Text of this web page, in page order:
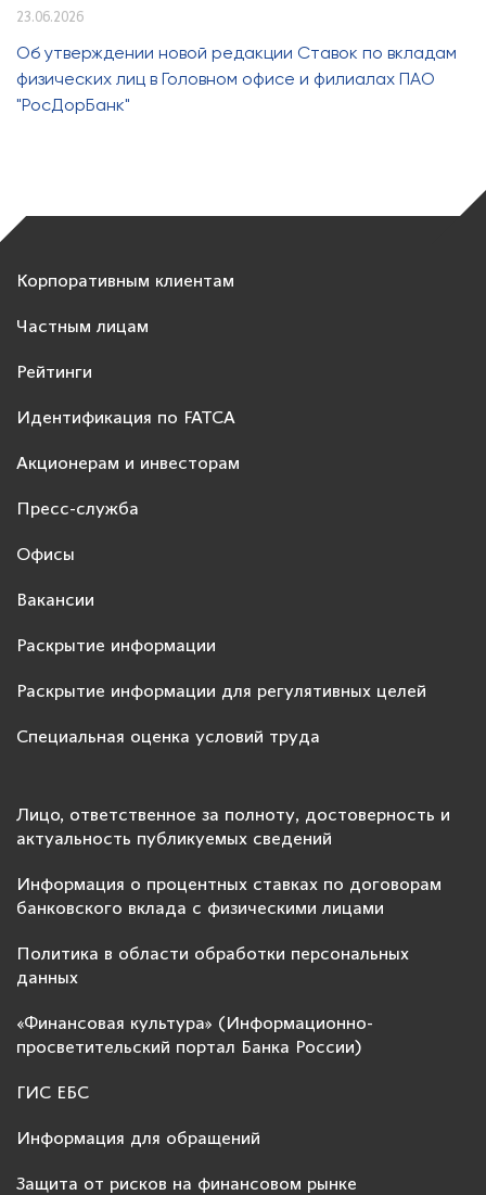
23.06.2026
Об утверждении новой редакции Ставок по вкладам
физических лиц в Головном офисе и филиалах ПАО
"РосДорБанк"
Корпоративным клиентам
Частным лицам
Рейтинги
Идентификация по FATCA
Акционерам и инвесторам
Пресс-служба
Офисы
Вакансии
Раскрытие информации
Раскрытие информации для регулятивных целей
Специальная оценка условий труда
Лицо, ответственное за полноту, достоверность и
актуальность публикуемых сведений
Информация о процентных ставках по договорам
банковского вклада с физическими лицами
Политика в области обработки персональных
данных
«Финансовая культура» (Информационно-
просветительский портал Банка России)
ГИС ЕБС
Информация для обращений
Защита от рисков на финансовом рынке